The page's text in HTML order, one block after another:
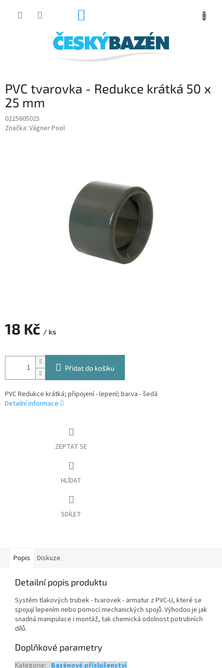
PVC tvarovka - Redukce krátká 50 x
25 mm
0225605025
Značka: Vágner Pool
18 Kč / ks
cena:
Přidat do košíku
PVC Redukce krátká; připojení - lepení; barva - šedá
Detailní informace
ZEPTAT SE
HLÍDAT
SDÍLET
Popis Diskuze
Detailní popis produktu
Systém tlakových trubek - tvarovek - armatur z PVC-U, které se
spojují lepením nebo pomocí mechanických spojů. Výhodou je jak
snadná manipulace i montáž, tak chemická odolnost potrubních
dílů.
Doplňkové parametry
Kategorie: Bazénové příslušenství